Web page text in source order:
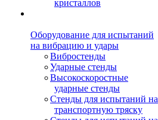
кристаллов
Оборудование для испытаний
на вибрацию и удары
Вибростенды
Ударные стенды
Высокоскоростные
ударные стенды
Стенды для испытаний на
транспортную тряску